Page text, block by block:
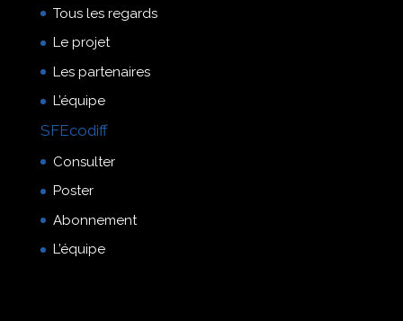
Tous les regards
Le projet
Les partenaires
L’équipe
SFEcodiff
Consulter
Poster
Abonnement
L’équipe